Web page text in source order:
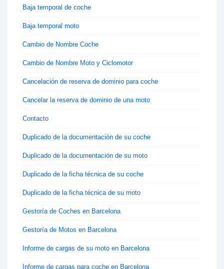
Baja temporal de coche
Baja temporal moto
Cambio de Nombre Coche
Cambio de Nombre Moto y Ciclomotor
Cancelación de reserva de dominio para coche
Cancelar la reserva de dominio de una moto
Contacto
Duplicado de la documentación de su coche
Duplicado de la documentación de su moto
Duplicado de la ficha técnica de su coche
Duplicado de la ficha técnica de su moto
Gestoría de Coches en Barcelona
Gestoría de Motos en Barcelona
Informe de cargas de su moto en Barcelona
Informe de cargas para coche en Barcelona